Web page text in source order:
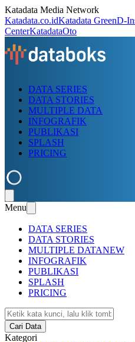
Katadata Media Network
Katadata.co.idKatadata GreenD-
CenterKatadataOto
DATA SERIES
DATA STORIES
MULTIPLE DATA
INFOGRAFIK
PUBLIKASI
SPLASH
PRICING
Menu
DATA SERIES
DATA STORIES
MULTIPLE DATANEW
INFOGRAFIK
PUBLIKASI
SPLASH
PRICING
Cari Data
Kategori